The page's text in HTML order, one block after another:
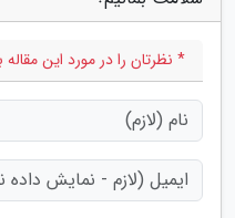
* نظرتان را در مورد این مقاله